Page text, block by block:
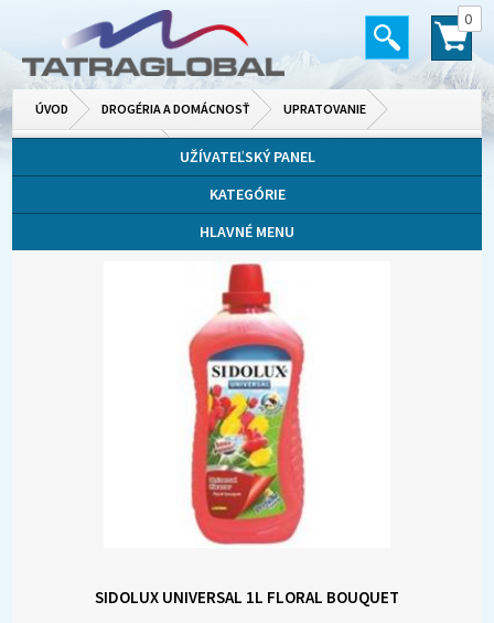
0
ÚVOD DROGÉRIA A DOMÁCNOSŤ UPRATOVANIE
UŽÍVATEĽSKÝ PANEL
KATEGÓRIE
HLAVNÉ MENU
SIDOLUX UNIVERSAL 1L FLORAL BOUQUET